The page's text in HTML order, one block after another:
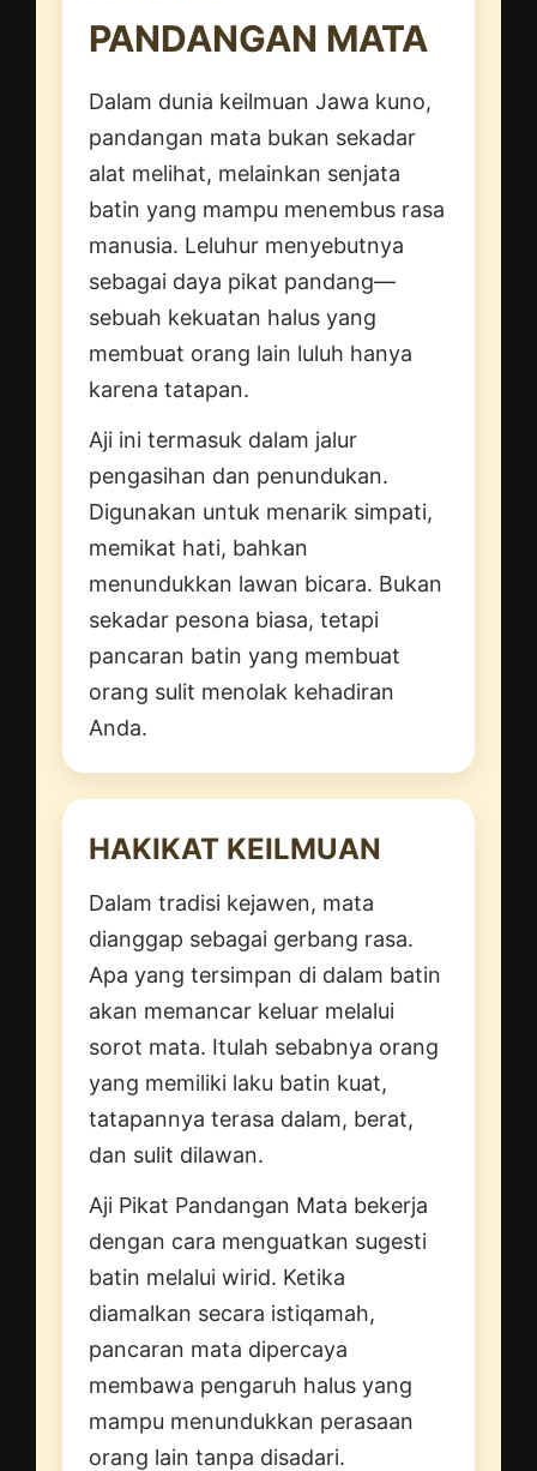
PANDANGAN MATA
Dalam dunia keilmuan Jawa kuno,
pandangan mata bukan sekadar
alat melihat, melainkan senjata
batin yang mampu menembus rasa
manusia. Leluhur menyebutnya
sebagai daya pikat pandang—
sebuah kekuatan halus yang
membuat orang lain luluh hanya
karena tatapan.
Aji ini termasuk dalam jalur
pengasihan dan penundukan.
Digunakan untuk menarik simpati,
memikat hati, bahkan
menundukkan lawan bicara. Bukan
sekadar pesona biasa, tetapi
pancaran batin yang membuat
orang sulit menolak kehadiran
Anda.
HAKIKAT KEILMUAN
Dalam tradisi kejawen, mata
dianggap sebagai gerbang rasa.
Apa yang tersimpan di dalam batin
akan memancar keluar melalui
sorot mata. Itulah sebabnya orang
yang memiliki laku batin kuat,
tatapannya terasa dalam, berat,
dan sulit dilawan.
Aji Pikat Pandangan Mata bekerja
dengan cara menguatkan sugesti
batin melalui wirid. Ketika
diamalkan secara istiqamah,
pancaran mata dipercaya
membawa pengaruh halus yang
mampu menundukkan perasaan
orang lain tanpa disadari.